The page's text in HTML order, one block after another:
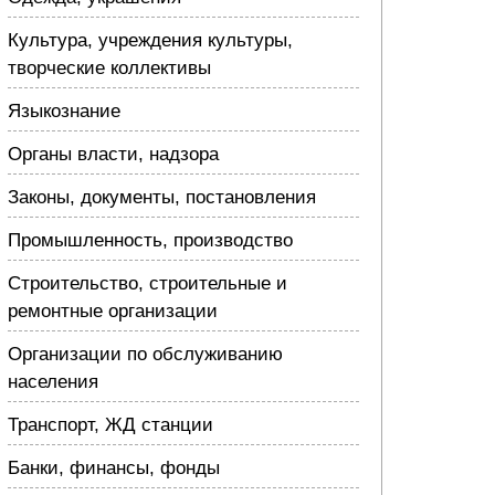
Культура, учреждения культуры,
творческие коллективы
Языкознание
Органы власти, надзора
Законы, документы, постановления
Промышленность, производство
Строительство, строительные и
ремонтные организации
Организации по обслуживанию
населения
Транспорт, ЖД станции
Банки, финансы, фонды